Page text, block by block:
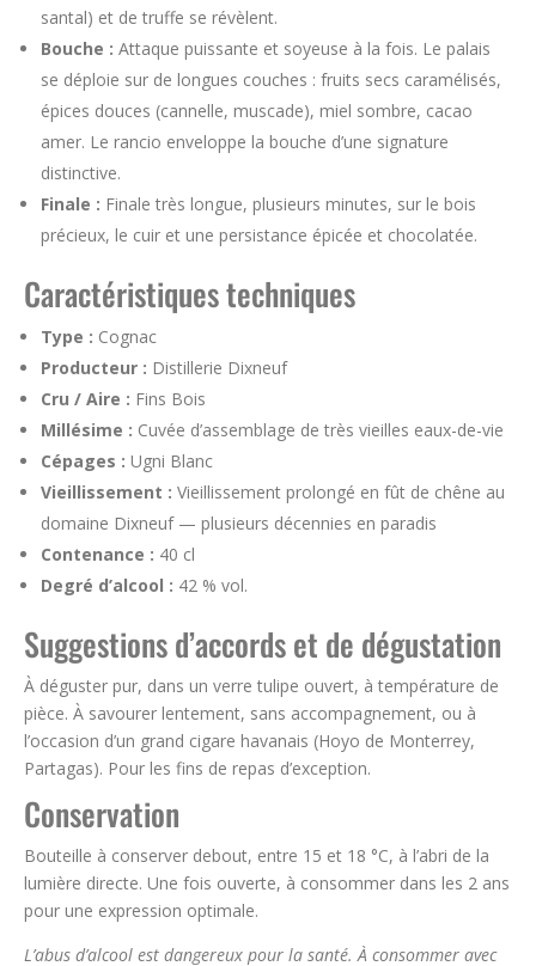
santal) et de truffe se révèlent.
Bouche : Attaque puissante et soyeuse à la fois. Le palais
se déploie sur de longues couches : fruits secs caramélisés,
épices douces (cannelle, muscade), miel sombre, cacao
amer. Le rancio enveloppe la bouche d’une signature
distinctive.
Finale : Finale très longue, plusieurs minutes, sur le bois
précieux, le cuir et une persistance épicée et chocolatée.
Caractéristiques techniques
Type : Cognac
Producteur : Distillerie Dixneuf
Cru / Aire : Fins Bois
Millésime : Cuvée d’assemblage de très vieilles eaux-de-vie
Cépages : Ugni Blanc
Vieillissement : Vieillissement prolongé en fût de chêne au
domaine Dixneuf — plusieurs décennies en paradis
Contenance : 40 cl
Degré d’alcool : 42 % vol.
Suggestions d’accords et de dégustation
À déguster pur, dans un verre tulipe ouvert, à température de
pièce. À savourer lentement, sans accompagnement, ou à
l’occasion d’un grand cigare havanais (Hoyo de Monterrey,
Partagas). Pour les fins de repas d’exception.
Conservation
Bouteille à conserver debout, entre 15 et 18 °C, à l’abri de la
lumière directe. Une fois ouverte, à consommer dans les 2 ans
pour une expression optimale.
L’abus d’alcool est dangereux pour la santé. À consommer avec